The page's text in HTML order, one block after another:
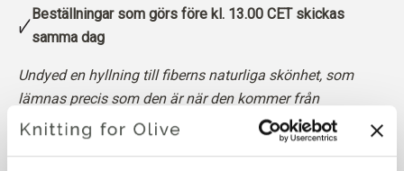
Beställningar som görs före kl. 13.00 CET skickas
samma dag
Undyed en hyllning till fiberns naturliga skönhet, som
lämnas precis som den är när den kommer från
silkeskokongerna.